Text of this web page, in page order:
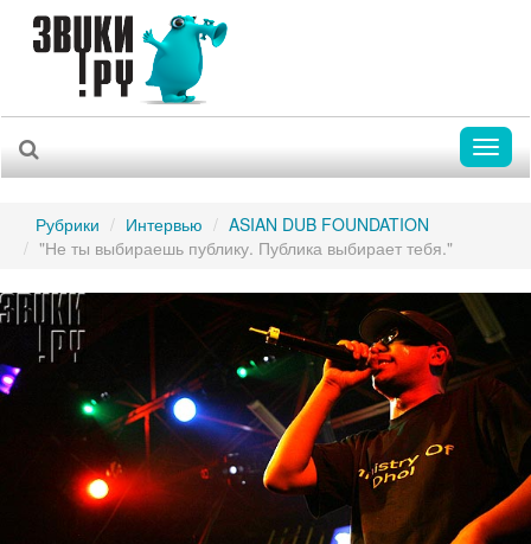
Рубрики Интервью
ASIAN DUB FOUNDATION
"Не ты выбираешь публику. Публика выбирает тебя."